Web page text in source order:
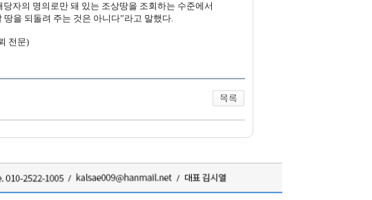
자의 명의로만 돼 있는 조상땅을 조회하는 수준에서
을 되돌려 주는 것은 아니다”라고 말했다.
전문)